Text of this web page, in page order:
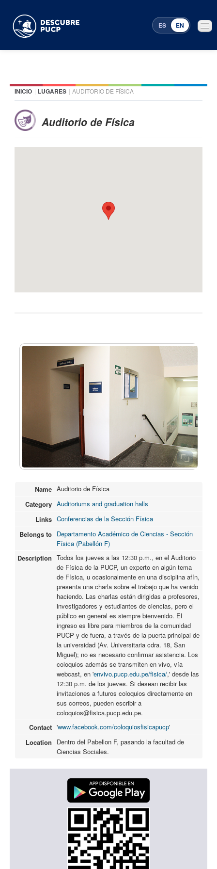
ES EN
Places
Featured events
Menu Programming
INICIO | LUGARES | AUDITORIO DE FÍSICA
Auditorio de Física
Name Auditorio de Física
Category Auditoriums and graduation halls
Links Conferencias de la Sección Física
Belongs to Departamento Académico de Ciencias - Sección
Física (Pabellón F)
Description Todos los jueves a las 12:30 p.m., en el Auditorio
de Física de la PUCP, un experto en algún tema
de Física, u ocasionalmente en una disciplina afín,
presenta una charla sobre el trabajo que ha venido
haciendo. Las charlas están dirigidas a profesores,
investigadores y estudiantes de ciencias, pero el
público en general es siempre bienvenido. El
ingreso es libre para miembros de la comunidad
PUCP y de fuera, a través de la puerta principal de
la universidad (Av. Universitaria cdra. 18, San
Miguel); no es necesario confirmar asistencia. Los
coloquios además se transmiten en vivo, vía
webcast, en 'envivo.pucp.edu.pe/fisica/,' desde las
12:30 p.m. de los jueves. Si desean recibir las
invitaciones a futuros coloquios directamente en
sus correos, pueden escribir a
coloquios@fisica.pucp.edu.pe.
Contact 'www.facebook.com/coloquiosfisicapucp'
Location
Dentro del Pabellon F, pasando la facultad de
Ciencias Sociales.